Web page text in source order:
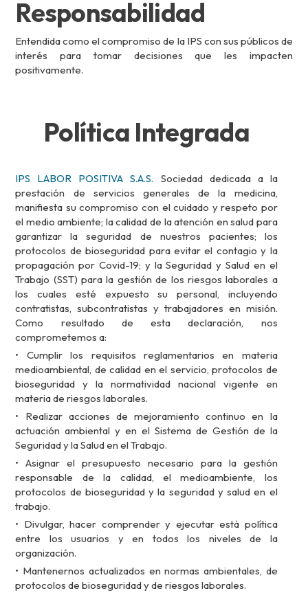
Responsabilidad
Entendida como el compromiso de la IPS con sus públicos de
interés para tomar decisiones que les impacten
positivamente.
Política Integrada
IPS LABOR POSITIVA S.A.S. Sociedad dedicada a la
prestación de servicios generales de la medicina,
manifiesta su compromiso con el cuidado y respeto por
el medio ambiente; la calidad de la atención en salud para
garantizar la seguridad de nuestros pacientes; los
protocolos de bioseguridad para evitar el contagio y la
propagación por Covid-19; y la Seguridad y Salud en el
Trabajo (SST) para la gestión de los riesgos laborales a
los cuales esté expuesto su personal, incluyendo
contratistas, subcontratistas y trabajadores en misión.
Como resultado de esta declaración, nos
comprometemos a:
• Cumplir los requisitos reglamentarios en materia
medioambiental, de calidad en el servicio, protocolos de
bioseguridad y la normatividad nacional vigente en
materia de riesgos laborales.
• Realizar acciones de mejoramiento continuo en la
actuación ambiental y en el Sistema de Gestión de la
Seguridad y la Salud en el Trabajo.
• Asignar el presupuesto necesario para la gestión
responsable de la calidad, el medioambiente, los
protocolos de bioseguridad y la seguridad y salud en el
trabajo.
• Divulgar, hacer comprender y ejecutar está política
entre los usuarios y en todos los niveles de la
organización.
• Mantenernos actualizados en normas ambientales, de
protocolos de bioseguridad y de riesgos laborales.